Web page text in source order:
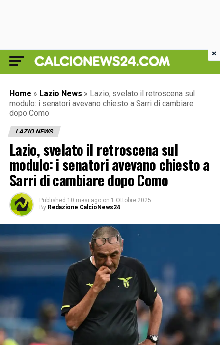
Home » Lazio News » Lazio, svelato il retroscena sul
modulo: i senatori avevano chiesto a Sarri di cambiare
dopo Como
LAZIO NEWS
Lazio, svelato il retroscena sul
modulo: i senatori avevano chiesto a
Sarri di cambiare dopo Como
Published 10 mesi ago on 1 Ottobre 2025
By Redazione CalcioNews24
×